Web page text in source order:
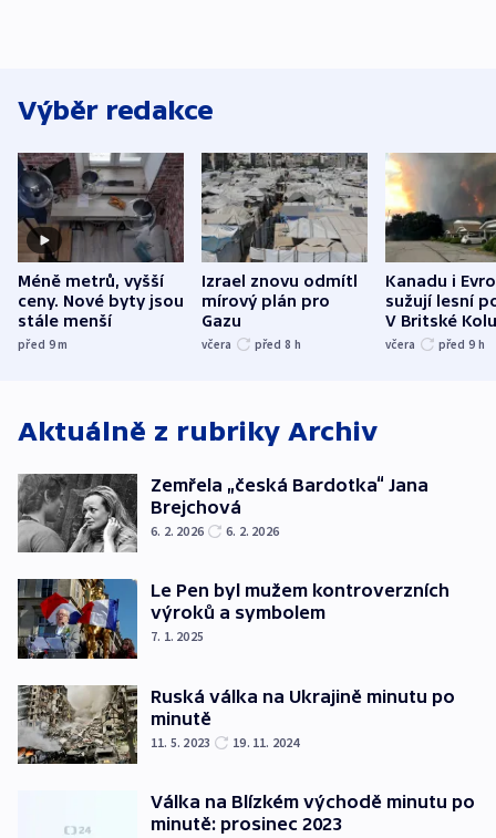
Výběr redakce
Méně metrů, vyšší
ceny. Nové byty jsou
stále menší
před 9m
Izrael znovu odmítl
mírový plán pro
Gazu
včera před 8 h
Kanadu i
sužují lesní
V Britské
evakuovali
včera před 9 h
Aktuálně z rubriky Archiv
Zemřela „česká Bardotka“ Jana
Brejchová
6. 2. 2026 6. 2. 2026
Le Pen byl mužem kontroverzních
výroků a symbolem
7. 1. 2025
Ruská válka na Ukrajině minutu po
minutě
11. 5. 2023 19. 11. 2024
Válka na Blízkém východě minutu po
minutě: prosinec 2023